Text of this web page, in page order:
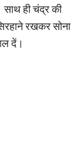
साथ ही चंद्र की
रखकर सोना
दें।